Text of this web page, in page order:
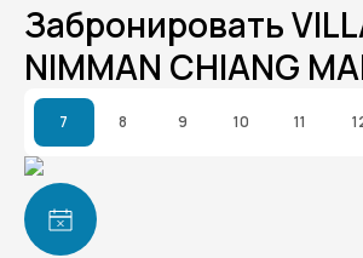
Забронировать
NIMMAN CHIANG
7 8 9 10 11